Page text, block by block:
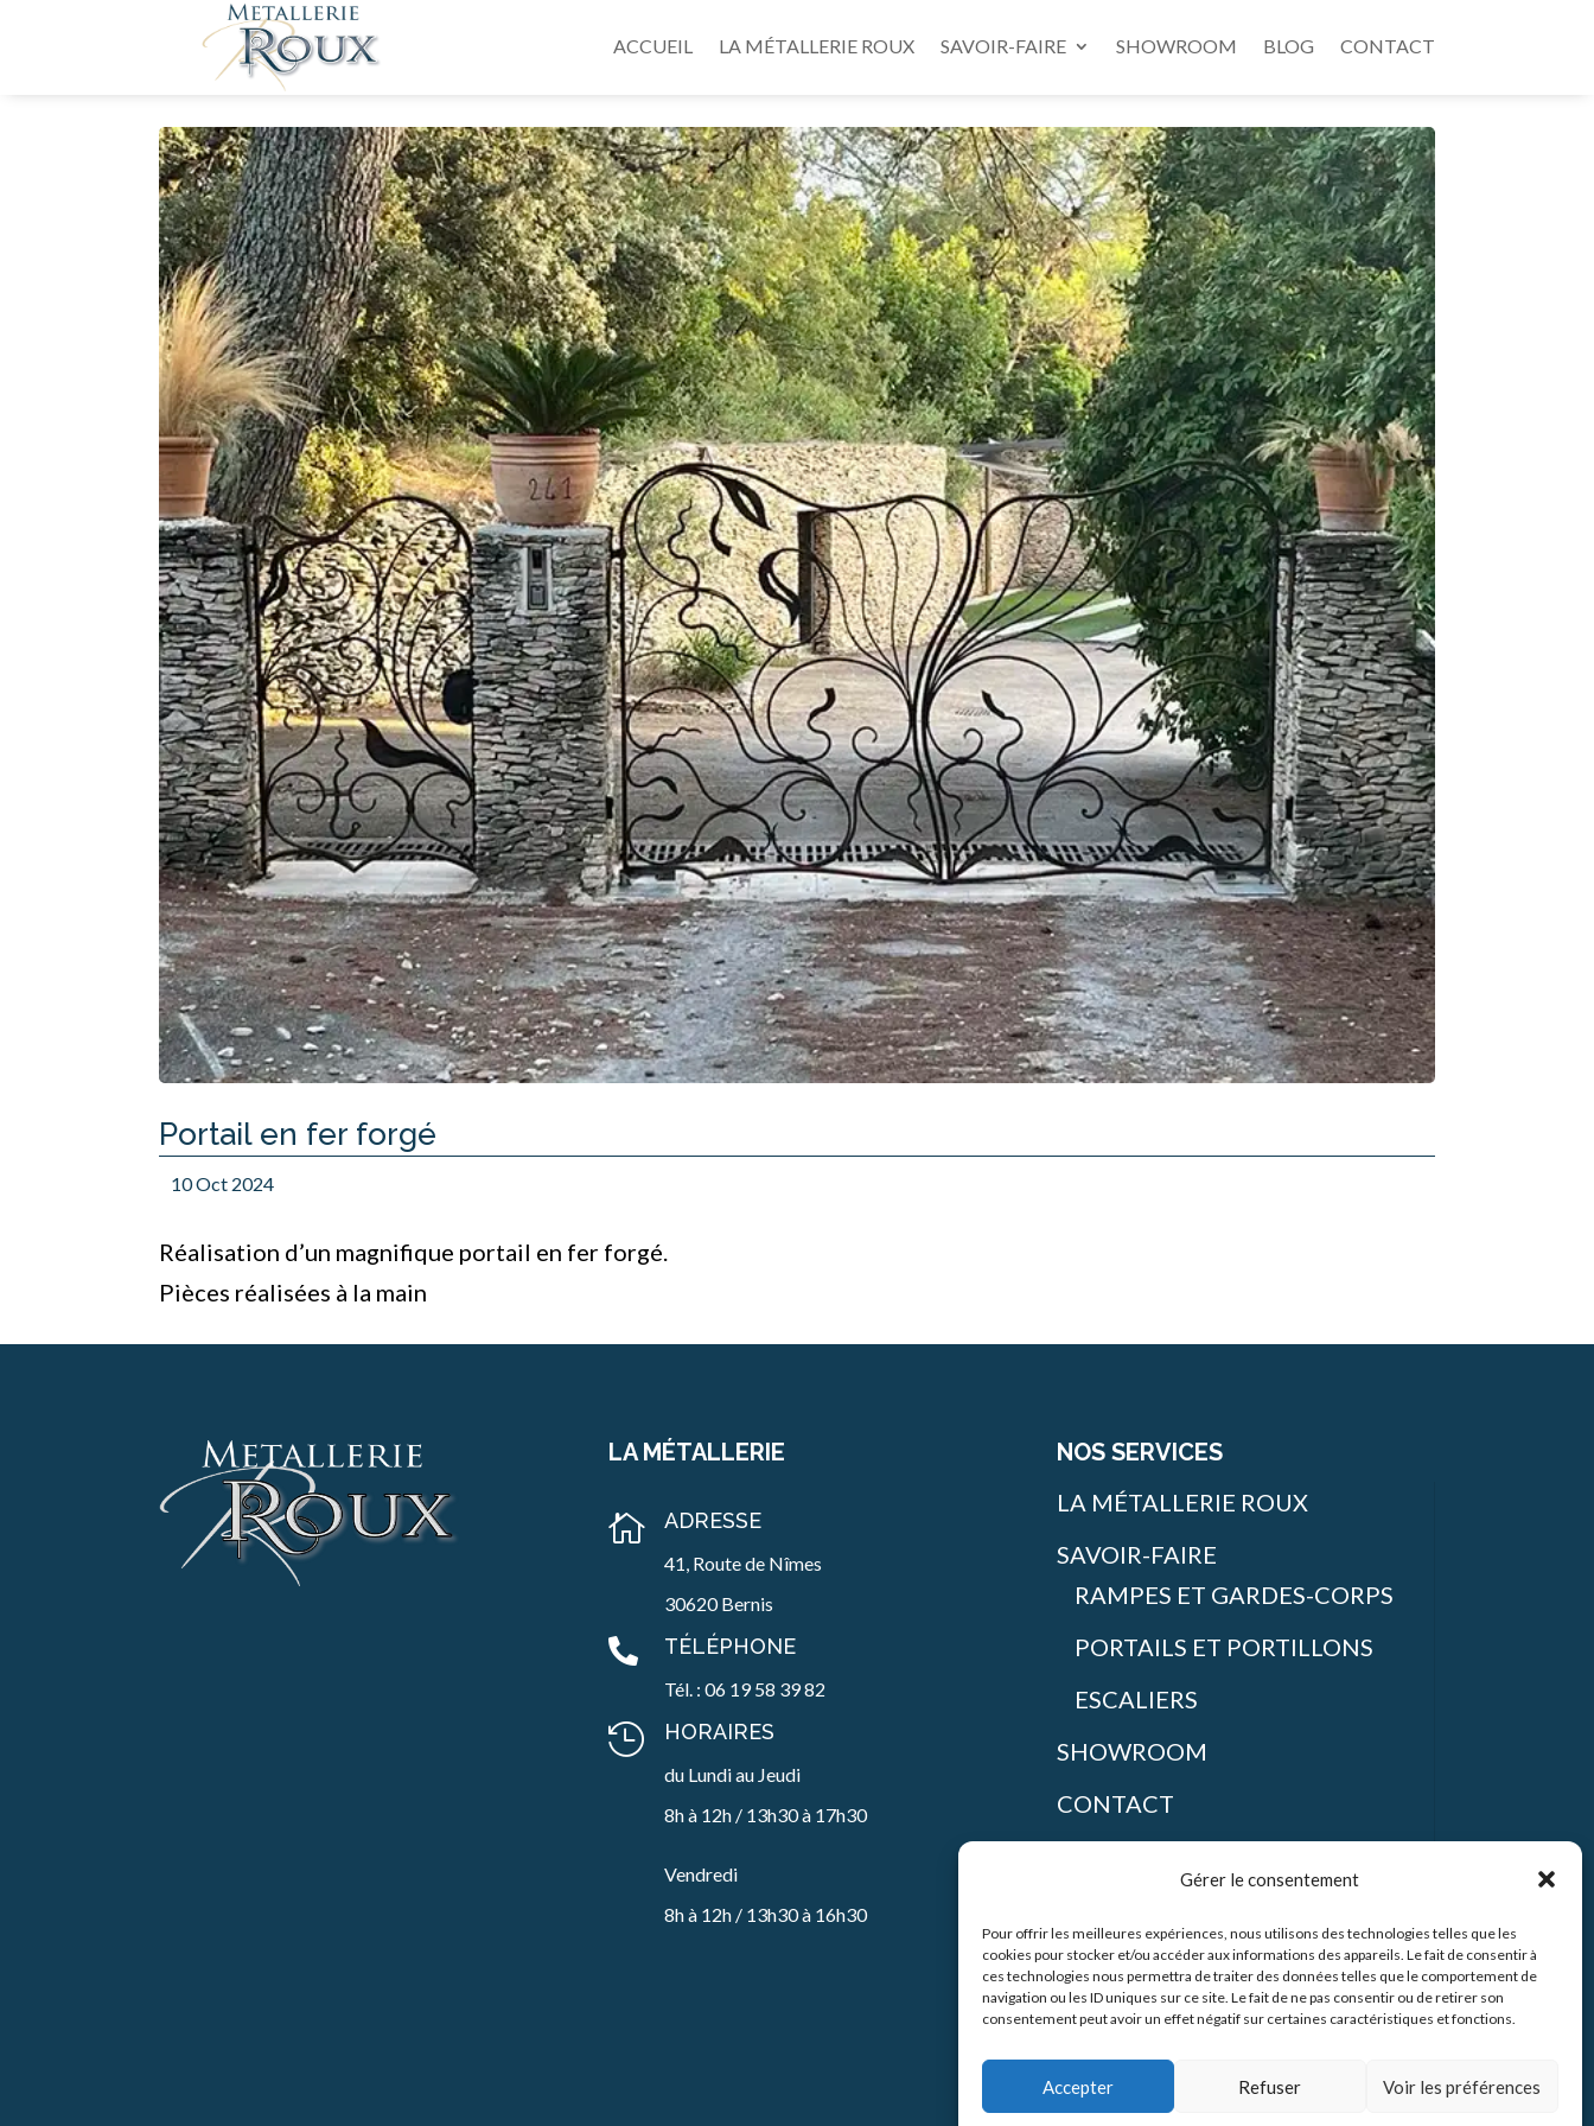
Gérer le consentement
Pour offrir les meilleures expériences, nous utilisons des technologies telles que les
cookies pour stocker et/ou accéder aux informations des appareils. Le fait de consentir à
ces technologies nous permettra de traiter des données telles que le comportement de
navigation ou les ID uniques sur ce site. Le fait de ne pas consentir ou de retirer son
consentement peut avoir un effet négatif sur certaines caractéristiques et fonctions.
Accepter Refuser Voir les préférences
ACCUEIL LA MÉTALLERIE ROUX SAVOIR-FAIRE SHOWROOM BLOG CONTACT
Portail en fer forgé
10 Oct 2024
Réalisation d’un magnifique portail en fer forgé.
Pièces réalisées à la main
LA MÉTALLERIE
 ADRESSE
41, Route de Nîmes
30620 Bernis
 TÉLÉPHONE
Tél. : 06 19 58 39 82
 HORAIRES
du Lundi au Jeudi
8h à 12h / 13h30 à 17h30
Vendredi
8h à 12h / 13h30 à 16h30
NOS SERVICES
LA MÉTALLERIE ROUX
SAVOIR-FAIRE
RAMPES ET GARDES-CORPS
PORTAILS ET PORTILLONS
ESCALIERS
SHOWROOM
CONTACT
SUIVEZ-NOUS
INSTAGRAM